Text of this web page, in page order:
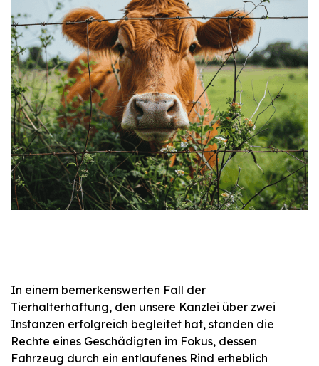
In einem bemerkenswerten Fall der
Tierhalterhaftung, den unsere Kanzlei über zwei
Instanzen erfolgreich begleitet hat, standen die
Rechte eines Geschädigten im Fokus, dessen
Fahrzeug durch ein entlaufenes Rind erheblich